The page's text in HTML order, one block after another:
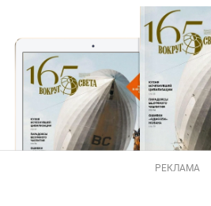
РЕКЛАМА